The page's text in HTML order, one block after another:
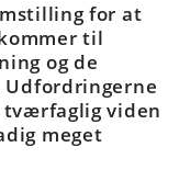
for at
til
og de
viden
meget